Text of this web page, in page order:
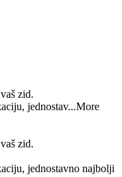
zid.
jednostav...More
zid.
jednostavno najbolji